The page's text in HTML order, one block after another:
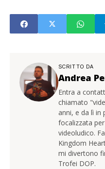
SCRITTO DA
Andrea
Entra a
chiamato
anni, e da lì in
focalizzata
videoludico.
Kingdom
mi divertono
Trofei DOP.